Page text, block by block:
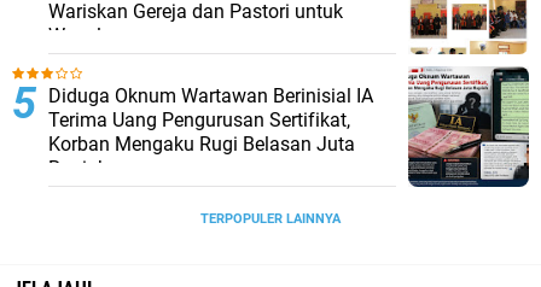
Wariskan Gereja dan Pastori untuk
Waeula
Diduga Oknum Wartawan Berinisial IA
Terima Uang Pengurusan Sertifikat,
Korban Mengaku Rugi Belasan Juta
Rupiah
TERPOPULER LAINNYA